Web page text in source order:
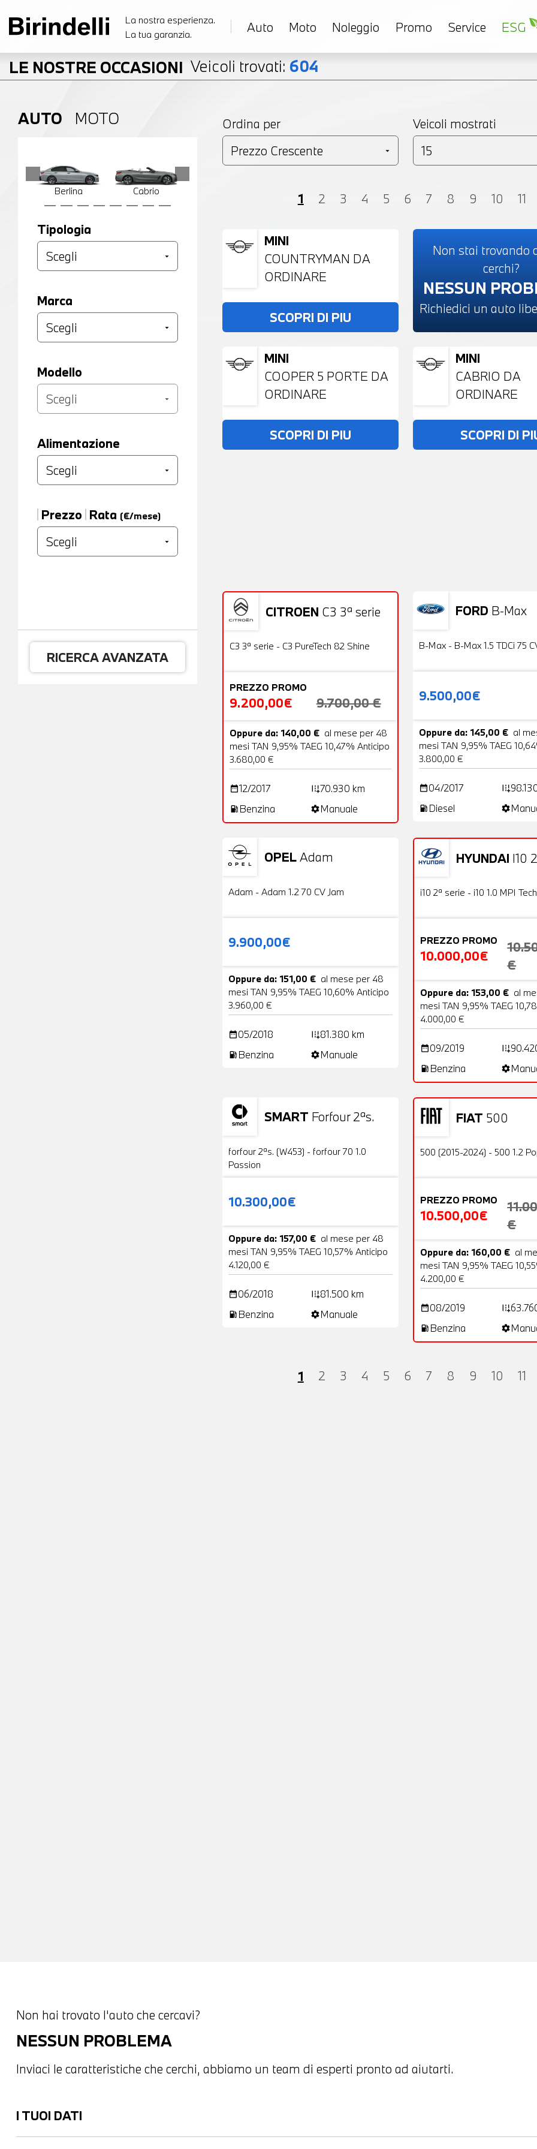
La nostra esperienza.
La tua garanzia.
Auto Moto Noleggio Promo Service ESG
LE NOSTRE OCCASIONI Veicoli trovati: 604
AUTO MOTO
Berlina Cabrio Coupé SUV
Tipologia
Marca
Modello
Alimentazione
Prezzo Rata (€/mese)
RICERCA AVANZATA
Ordina per Veicoli mostrati
1 2 3 4 5 6 7 8 9 10 11
MINI
COUNTRYMAN DA
ORDINARE
SCOPRI DI PIU
Non stai trovando
cerchi?
NESSUN
Richiedici un auto
MINI
COOPER 5 PORTE DA
ORDINARE
SCOPRI DI PIU
MINI
CABRIO DA
ORDINARE
SCOPRI DI
CITROEN C3 3ª serie
OFFERTA
Usato 22 Foto
C3 3ª serie - C3 PureTech 82 Shine
PREZZO PROMO
9.200,00€ 9.700,00 €
Oppure da: 140,00 € al mese per 48
mesi TAN 9,95% TAEG 10,47% Anticipo
3.680,00 €
date_range12/2017 add_road70.930 km
local_gas_station Benzina settingsManuale
FORD B-Max
Usato
B-Max - B-Max 1.5 TDCi 75
9.500,00€
Oppure da: 145,00 € al
mesi TAN 9,95% TAEG
3.800,00 €
date_range04/2017 add_road
local_gas_station Diesel settings
OPELAdam
Usato
Adam - Adam 1.2 70 CV Jam
9.900,00€
Oppure da: 151,00 € al mese per 48
mesi TAN 9,95% TAEG 10,60% Anticipo
3.960,00 €
date_range05/2018 add_road81.380 km
local_gas_station Benzina settingsManuale
HYUNDAI I10
OFFERTA
Usato
i10 2ª serie - i10 1.0 MPI Tech
PREZZO PROMO
10.000,00€
€
Oppure da: 153,00 € al
mesi TAN 9,95% TAEG
4.000,00 €
date_range09/2019 add_road
local_gas_station Benzina settings
SMART Forfour 2ªs.
Usato 19 Foto
forfour 2ªs. (W453) - forfour 70 1.0
Passion
10.300,00€
Oppure da: 157,00 € al mese per 48
mesi TAN 9,95% TAEG 10,57% Anticipo
4.120,00 €
date_range06/2018 add_road81.500 km
local_gas_station Benzina settingsManuale
FIAT 500
OFFERTA
Usato
500 (2015-2024) - 500 1.2
PREZZO PROMO
10.500,00€
€
Oppure da: 160,00 € al
mesi TAN 9,95% TAEG
4.200,00 €
date_range08/2019 add_road
local_gas_station Benzina settings
1 2 3 4 5 6 7 8 9 10 11
Non hai trovato l'auto che cercavi?
NESSUN PROBLEMA
Inviaci le caratteristiche che cerchi, abbiamo un team di esperti pronto ad aiutarti.
I TUOI DATI